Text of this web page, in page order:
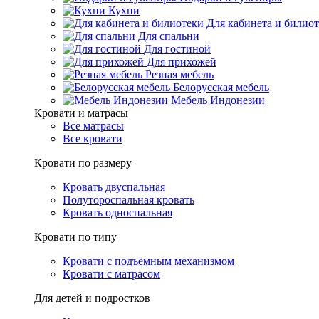
Кухни
Для кабинета и
Для спальни
Для гостиной
Для прихожей
Резная мебель
Белорусская мебель
Мебель Индонезии
Кровати и матрасы
Все матрасы
Все кровати
Кровати по размеру
Кровать двуспальная
Полутороспальная кровать
Кровать односпальная
Кровати по типу
Кровати с подъёмным механизмом
Кровати с матрасом
Для детей и подростков